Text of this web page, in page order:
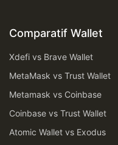
Comparatif Wallet
Xdefi vs Brave Wallet
MetaMask vs Trust Wallet
Metamask vs Coinbase
Coinbase vs Trust Wallet
Atomic Wallet vs Exodus